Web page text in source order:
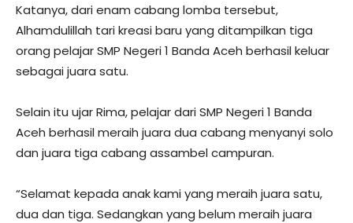
Katanya, dari enam cabang lomba tersebut,
Alhamdulillah tari kreasi baru yang ditampilkan tiga
orang pelajar SMP Negeri 1 Banda Aceh berhasil keluar
sebagai juara satu.
Selain itu ujar Rima, pelajar dari SMP Negeri 1 Banda
Aceh berhasil meraih juara dua cabang menyanyi solo
dan juara tiga cabang assambel campuran.
“Selamat kepada anak kami yang meraih juara satu,
dua dan tiga. Sedangkan yang belum meraih juara